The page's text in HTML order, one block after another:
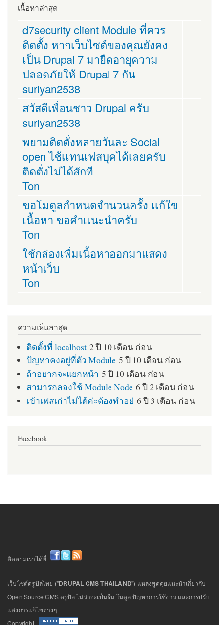
เนื้อหาล่าสุด
d7security client Module ที่ควร
ติดตั้ง หากเว็บไซต์ของคุณยังคง
เป็น Drupal 7 มายืดอายุความ
ปลอดภัยให้ Drupal 7 กัน
suriyan2538
สวัสดีเพื่อนชาว Drupal ครับ
suriyan2538
พยามติดตั่งหลายวันละ Social
open ไช้เเทนเฟสบุคได้เลยครับ
ติดตั่งไม่ได้สักที
Ton
ขอโมดูลกำหนดจำนวนครั้ง เเก้ใข
เนื้อหา ขอคำเเนะนำครับ
Ton
ใช้กล่องเพื่มเนื้อหาออกมาแสดง
หน้าเว็บ
Ton
ความเห็นล่าสุด
ติดตั้งที่ localhost 2 ปี 10 เดือน ก่อน
ปัญหาคงอยู่ที่ตัว Module 5 ปี 10 เดือน ก่อน
ถ้าอยากจะแยกหน้า 5 ปี 10 เดือน ก่อน
สามารถลองใช้ Module Node 6 ปี 2 เดือน ก่อน
เข้าเฟสเก่าไม่ได้ค่ะต้องทำอย่ 6 ปี 3 เดือน ก่อน
Facebook
ติดตามเราได้ที่
เว็บไซต์ดรูปัลไทย ("DRUPAL CMS THAILAND") แหล่งพูดคุยแนะนำเกี่ยวกับ
Open Source CMS ดรูปัล ไม่ว่าจะเป็นธีม โมดูล ปัญหาการใช้งาน และการปรับ
แต่งการแก้ไขต่างๆ
Copyright